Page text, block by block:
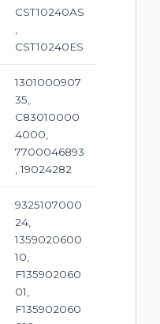
CST10240AS
,
CST10240ES
1301000907
35,
C83010000
4000,
7700046893
, 19024282
9325107000
24,
1359020600
10,
F135902060
01,
F135902060